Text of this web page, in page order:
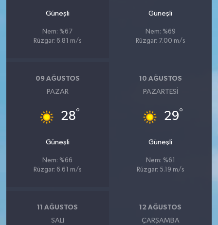
Güneşli
Nem: %67
Rüzgar: 6.81 m/s
Güneşli
Nem: %69
Rüzgar: 7.00 m/s
09 AĞUSTOS
PAZAR
28°
Güneşli
Nem: %66
Rüzgar: 6.61 m/s
10 AĞUSTOS
PAZARTESI
29°
Güneşli
Nem: %61
Rüzgar: 5.19 m/s
11 AĞUSTOS
SALI
12 AĞUSTOS
ÇARŞAMBA